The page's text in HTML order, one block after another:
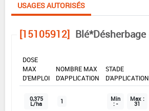
USAGES AUTORISÉS
[15105912] Blé*Désherbage
DOSE
MAX
D'EMPLOI
NOMBRE MAX
D'APPLICATION
STADE
D'APPLICATION
0,375
L/ha 1 Min
: -
Max :
31